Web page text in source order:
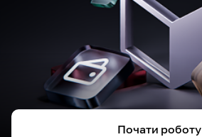
Почати роботу